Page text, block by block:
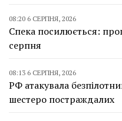
08:20 6 СЕРПНЯ, 2026
Спека посилюється:
серпня
08:13 6 СЕРПНЯ, 2026
РФ атакувала
шестеро постраждалих